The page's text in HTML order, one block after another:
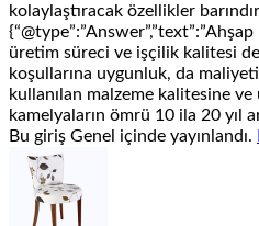
kolaylaştıracak özellikler
üretim süreci ve işçilik kalitesi
koşullarına uygunluk, da maliyeti
kullanılan malzeme kalitesine
kamelyaların ömrü 10 ila 20 yıl
Bu giriş Genel içinde yayınlandı.